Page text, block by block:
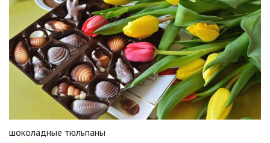
шоколадные тюльпаны